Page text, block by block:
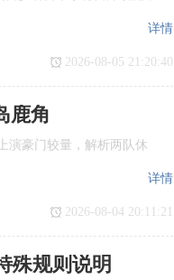
详情
2026-08-05 21:20:40
鹿角
演豪门较量，解析两队休
详情
2026-08-04 20:11:21
殊规则说明